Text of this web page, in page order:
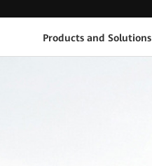
Products and Solutions